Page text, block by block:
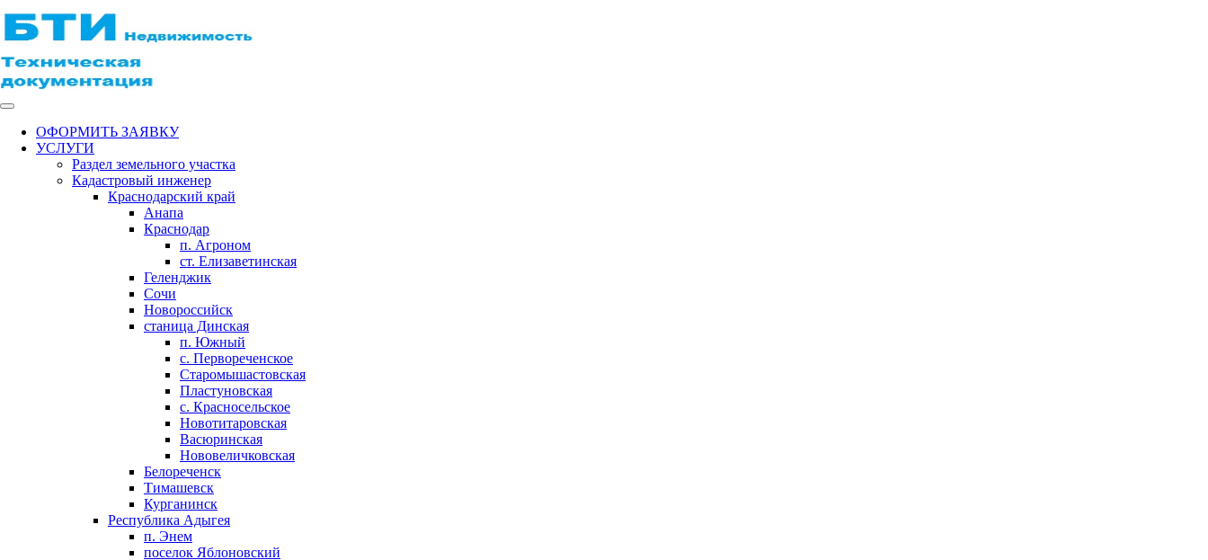
ОФОРМИТЬ ЗАЯВКУ
УСЛУГИ
Раздел земельного участка
Кадастровый инженер
Краснодарский край
Анапа
Краснодар
п. Агроном
ст. Елизаветинская
Геленджик
Сочи
Новороссийск
станица Динская
п. Южный
с. Первореченское
Старомышастовская
Пластуновская
с. Красносельское
Новотитаровская
Васюринская
Нововеличковская
Белореченск
Тимашевск
Курганинск
Республика Адыгея
п. Энем
поселок Яблоновский